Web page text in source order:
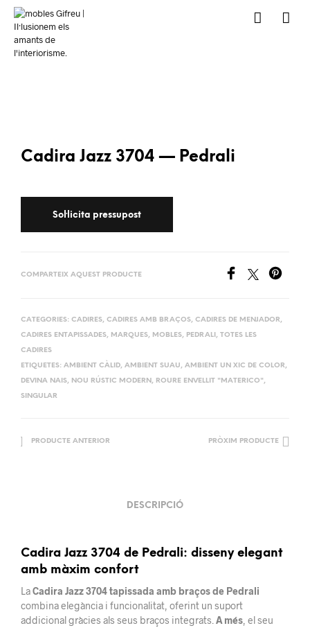
Cadira Jazz 3704 — Pedrali
COMPARTEIX AQUEST PRODUCTE
CATEGORIES: CADIRES, CADIRES AMB BRAÇOS, CADIRES DE MENJADOR,
CADIRES ENTAPISSADES, MARQUES, MOBLES, PEDRALI , TOTES LES
CADIRES
ETIQUETES: AMBIENT CÀLID, AMBIENT SUAU, AMBIENT UN XIC DE COLOR,
DEVINA NAIS, NOU RÚSTIC MODERN , ROURE ENVELLIT "MATERICO",
SINGULAR
PRODUCTE ANTERIOR PRÒXIM PRODUCTE
DESCRIPCIÓ
Cadira Jazz 3704 de Pedrali: disseny elegant
amb màxim confort
LaCadira Jazz 3704 tapissada amb braços de Pedrali
combina elegància i funcionalitat, oferint un suport
addicional gràcies als seus braços integrats. A més , el seu